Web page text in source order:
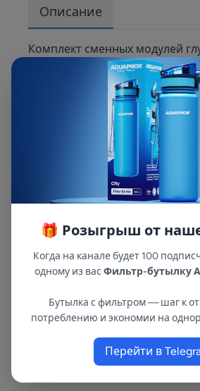
Описание
Комплект сменных модулей
и умягчения воды низкой и
жесткости. Для систем
Эффективно снижает
налета, модуль с
подлежит регенерации. В
жесткости исходной воды,
потребуется проводить в срок
месяцев.Модуль КН рассчитан
или средней жесткости (до 4
высокой жесткости — раз в 2-
🎁 Розыгрыш от
Когда на канале будет 100
одному из вас Фильтр-бутылку
Бутылка с фильтром — шаг к
потреблению и экономии на
Перейти в